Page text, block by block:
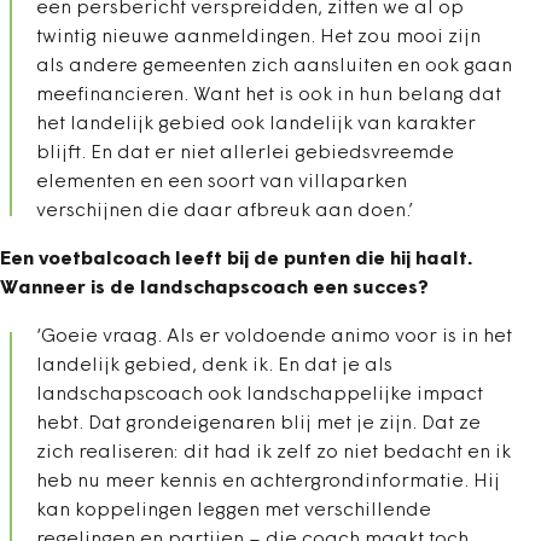
een persbericht verspreidden, zitten we al op
twintig nieuwe aanmeldingen. Het zou mooi zijn
als andere gemeenten zich aansluiten en ook gaan
meefinancieren. Want het is ook in hun belang dat
het landelijk gebied ook landelijk van karakter
blijft. En dat er niet allerlei gebiedsvreemde
elementen en een soort van villaparken
verschijnen die daar afbreuk aan doen.’
Een voetbalcoach leeft bij de punten die hij haalt.
Wanneer is de landschapscoach een succes?
‘Goeie vraag. Als er voldoende animo voor is in het
landelijk gebied, denk ik. En dat je als
landschapscoach ook landschappelijke impact
hebt. Dat grondeigenaren blij met je zijn. Dat ze
zich realiseren: dit had ik zelf zo niet bedacht en ik
heb nu meer kennis en achtergrondinformatie. Hij
kan koppelingen leggen met verschillende